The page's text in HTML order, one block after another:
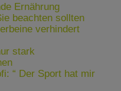
Ernährung
beachten sollten
verhindert
stark
“ Der Sport hat mir